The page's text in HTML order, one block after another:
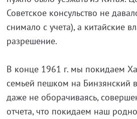
Советское консульство не
снимало с учета), а китайские
разрешение.
В конце 1961 г. мы покидаем
семьей пешком на Бинзянский
даже не оборачиваясь,
отчета, что покидаем наш